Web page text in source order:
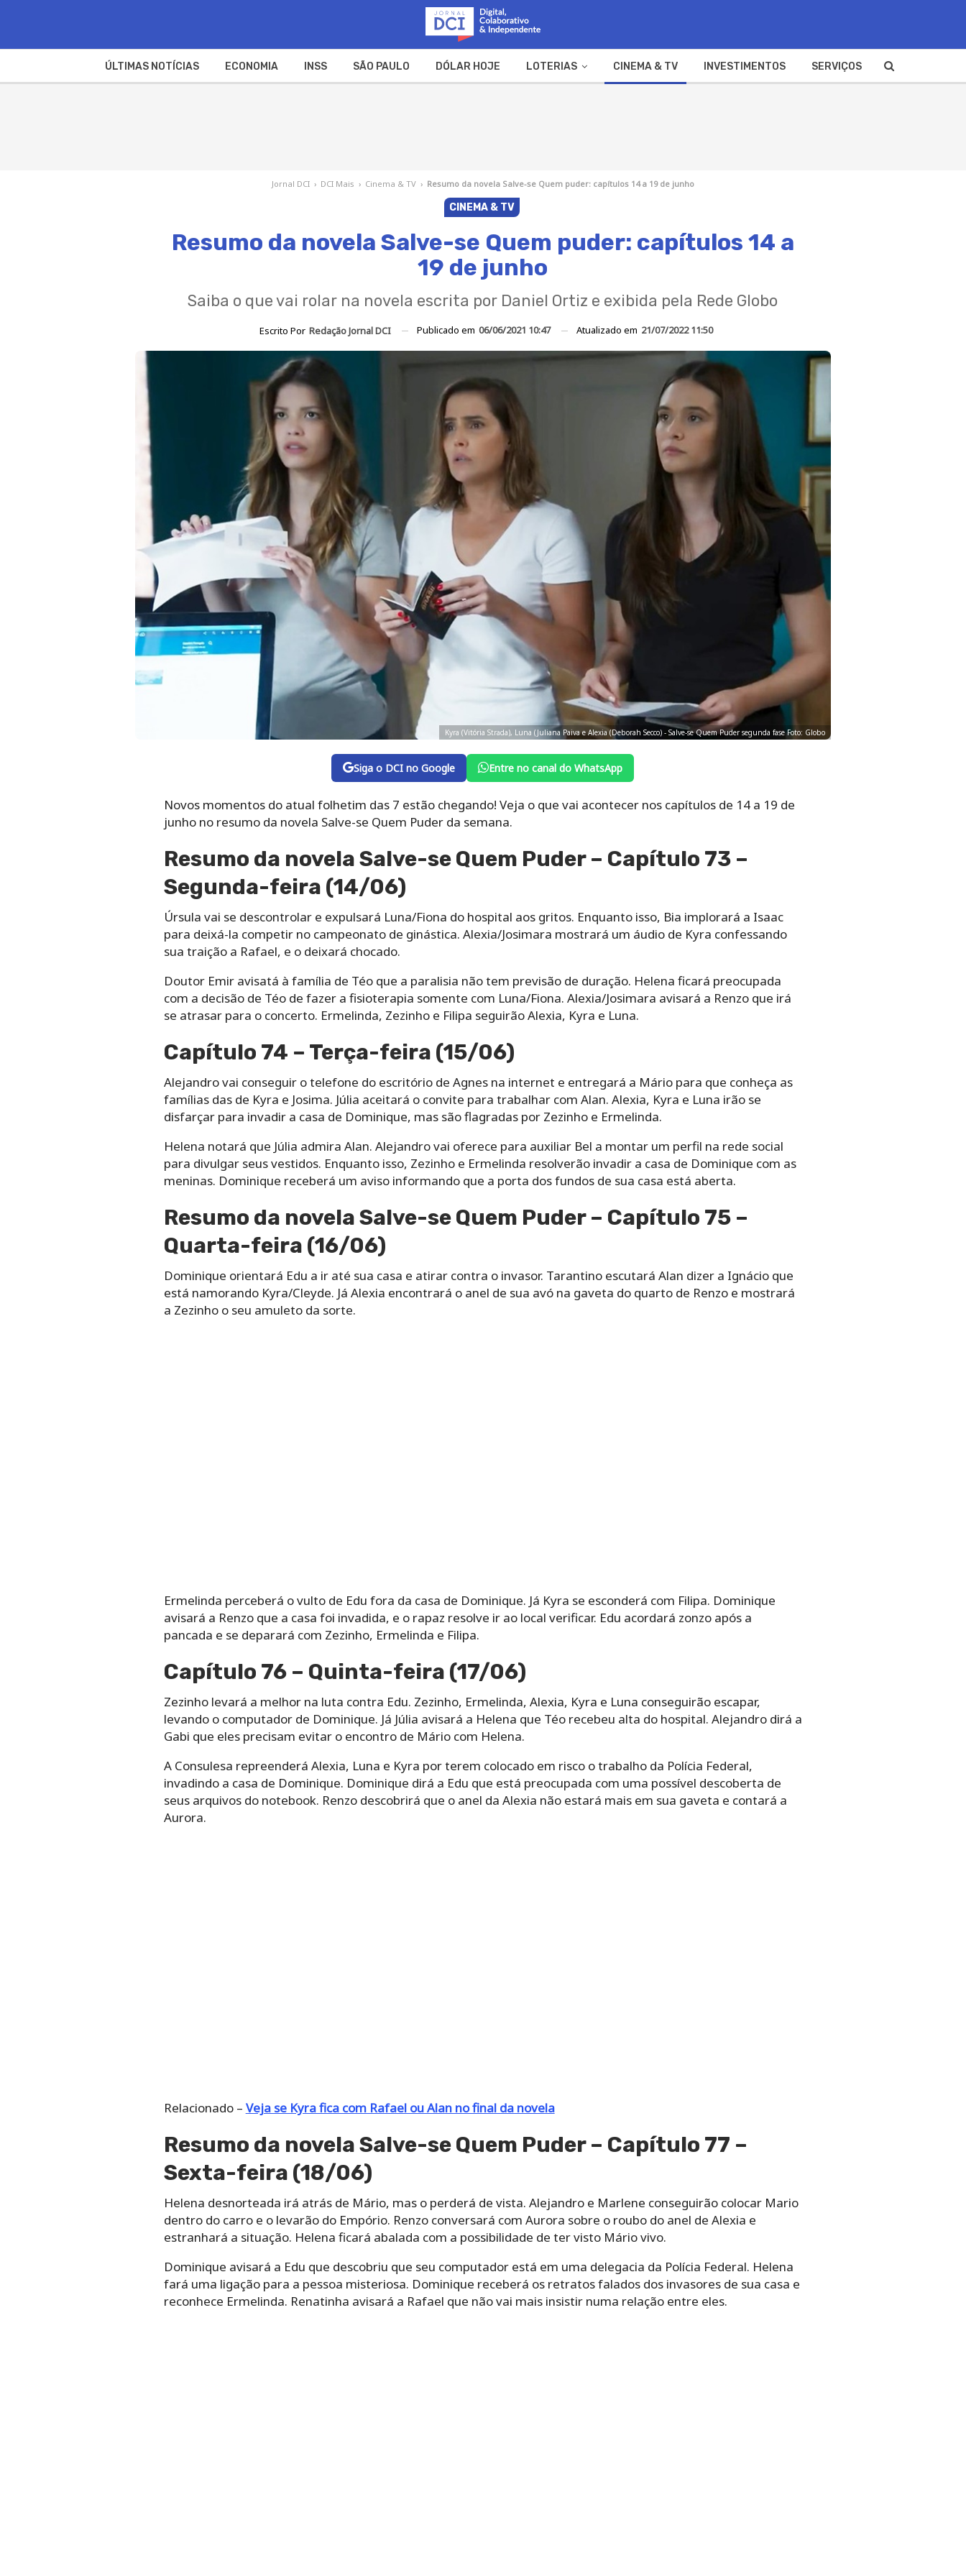
ÚLTIMAS NOTÍCIAS ECONOMIA INSS SÃO PAULO DÓLAR HOJE LOTERIAS CINEMA & TV INVESTIMENTOS SERVIÇOS
Jornal DCI › DCI Mais › Cinema & TV › Resumo da novela Salve-se Quem puder: capítulos 14 a 19 de junho
CINEMA & TV
Resumo da novela Salve-se Quem puder: capítulos 14 a
19 de junho
Saiba o que vai rolar na novela escrita por Daniel Ortiz e exibida pela Rede Globo
Escrito Por Redação Jornal DCI Publicado em 06/06/2021 10:47 Atualizado em 21/07/2022 11:50
Kyra (Vitória Strada), Luna (Juliana Paiva e Alexia (Deborah Secco) - Salve-se Quem Puder segunda fase Foto: Globo
Siga o DCI no Google Entre no canal do WhatsApp
Novos momentos do atual folhetim das 7 estão chegando! Veja o que vai acontecer nos capítulos de 14 a 19 de
junho no resumo da novela Salve-se Quem Puder da semana.
Resumo da novela Salve-se Quem Puder – Capítulo 73 –
Segunda-feira (14/06)
Úrsula vai se descontrolar e expulsará Luna/Fiona do hospital aos gritos. Enquanto isso, Bia implorará a Isaac
para deixá-la competir no campeonato de ginástica. Alexia/Josimara mostrará um áudio de Kyra confessando
sua traição a Rafael, e o deixará chocado.
Doutor Emir avisatá à família de Téo que a paralisia não tem previsão de duração. Helena ficará preocupada
com a decisão de Téo de fazer a fisioterapia somente com Luna/Fiona. Alexia/Josimara avisará a Renzo que irá
se atrasar para o concerto. Ermelinda, Zezinho e Filipa seguirão Alexia, Kyra e Luna.
Capítulo 74 – Terça-feira (15/06)
Alejandro vai conseguir o telefone do escritório de Agnes na internet e entregará a Mário para que conheça as
famílias das de Kyra e Josima. Júlia aceitará o convite para trabalhar com Alan. Alexia, Kyra e Luna irão se
disfarçar para invadir a casa de Dominique, mas são flagradas por Zezinho e Ermelinda.
Helena notará que Júlia admira Alan. Alejandro vai oferece para auxiliar Bel a montar um perfil na rede social
para divulgar seus vestidos. Enquanto isso, Zezinho e Ermelinda resolverão invadir a casa de Dominique com as
meninas. Dominique receberá um aviso informando que a porta dos fundos de sua casa está aberta.
Resumo da novela Salve-se Quem Puder – Capítulo 75 –
Quarta-feira (16/06)
Dominique orientará Edu a ir até sua casa e atirar contra o invasor. Tarantino escutará Alan dizer a Ignácio que
está namorando Kyra/Cleyde. Já Alexia encontrará o anel de sua avó na gaveta do quarto de Renzo e mostrará
a Zezinho o seu amuleto da sorte.
Ermelinda perceberá o vulto de Edu fora da casa de Dominique. Já Kyra se esconderá com Filipa. Dominique
avisará a Renzo que a casa foi invadida, e o rapaz resolve ir ao local verificar. Edu acordará zonzo após a
pancada e se deparará com Zezinho, Ermelinda e Filipa.
Capítulo 76 – Quinta-feira (17/06)
Zezinho levará a melhor na luta contra Edu. Zezinho, Ermelinda, Alexia, Kyra e Luna conseguirão escapar,
levando o computador de Dominique. Já Júlia avisará a Helena que Téo recebeu alta do hospital. Alejandro dirá a
Gabi que eles precisam evitar o encontro de Mário com Helena.
A Consulesa repreenderá Alexia, Luna e Kyra por terem colocado em risco o trabalho da Polícia Federal,
invadindo a casa de Dominique. Dominique dirá a Edu que está preocupada com uma possível descoberta de
seus arquivos do notebook. Renzo descobrirá que o anel da Alexia não estará mais em sua gaveta e contará a
Aurora.
Relacionado – Veja se Kyra fica com Rafael ou Alan no final da novela
Resumo da novela Salve-se Quem Puder – Capítulo 77 –
Sexta-feira (18/06)
Helena desnorteada irá atrás de Mário, mas o perderá de vista. Alejandro e Marlene conseguirão colocar Mario
dentro do carro e o levarão do Empório. Renzo conversará com Aurora sobre o roubo do anel de Alexia e
estranhará a situação. Helena ficará abalada com a possibilidade de ter visto Mário vivo.
Dominique avisará a Edu que descobriu que seu computador está em uma delegacia da Polícia Federal. Helena
fará uma ligação para a pessoa misteriosa. Dominique receberá os retratos falados dos invasores de sua casa e
reconhece Ermelinda. Renatinha avisará a Rafael que não vai mais insistir numa relação entre eles.